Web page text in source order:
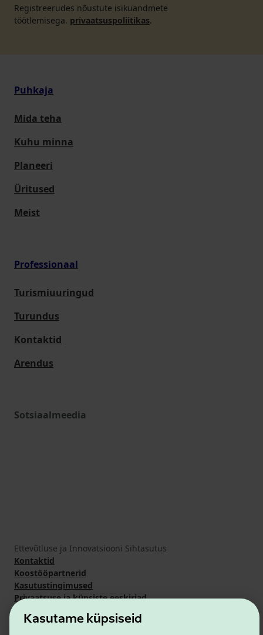
Kasutame küpsiseid
Registreerudes nõustute isikuandmete
töötlemisega. privaatsuspoliitikas.
Puhkaja
Mida teha
Kuhu minna
Planeeri
Üritused
Meist
Professionaal
Turismiuuringud
Turundus
Kontaktid
Arendus
Sotsiaalmeedia
Ettevõtluse ja Innovatsiooni Sihtasutus
Kontaktid
Koostööpartnerid
Kasutustingimused
Privaatsuse ja küpsiste eeskirjad